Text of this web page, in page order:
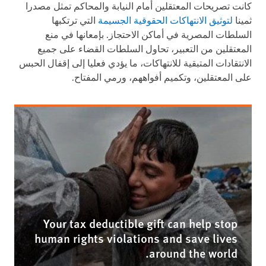
كانت تصريحات المعتقلين أمام النيابة والمحاكم تمثل مصدرا
ثمينا لتوثيق الانتهاكات الحقوقية الجسيمة التي ترتكبها
السلطات المصرية في أماكن الاحتجاز. بإمعانها في منع
المعتقلين من التعبير، تحاول السلطات القضاء على جميع
الانتقادات المتبقية للانتهاكات، ما يؤدي فعليا إلى إقفال الحبس
على المعتقلين، وتكميم أفواههم، ورمي المفتاح.
Your tax deductible gift can help stop
human rights violations and save lives
around the world.